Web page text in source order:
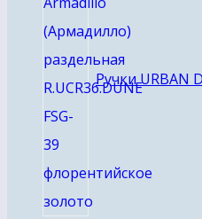
Ручки URBAN